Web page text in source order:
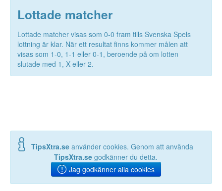
Lottade matcher
Lottade matcher visas som 0-0 fram tills Svenska Spels
lottning är klar. När ett resultat finns kommer målen att
visas som 1-0, 1-1 eller 0-1, beroende på om lotten
slutade med 1, X eller 2.
TipsXtra.se använder cookies. Genom att använda
TipsXtra.se godkänner du detta.
Jag godkänner alla cookies